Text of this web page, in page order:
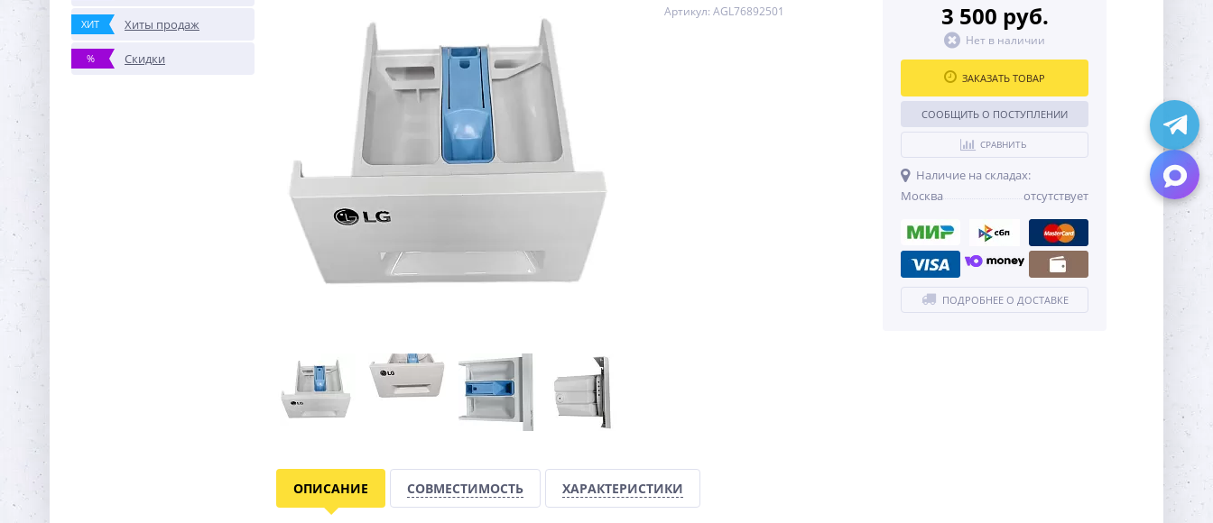
ХИТ Хиты продаж
% Скидки
Артикул: AGL76892501 3 500 руб.
Нет в наличии
ЗАКАЗАТЬ ТОВАР
СООБЩИТЬ О ПОСТУПЛЕНИИ
СРАВНИТЬ
Наличие на складах:
Москва
отсутствует
ПОДРОБНЕЕ О ДОСТАВКЕ
ОПИСАНИЕ СОВМЕСТИМОСТЬ ХАРАКТЕРИСТИКИ